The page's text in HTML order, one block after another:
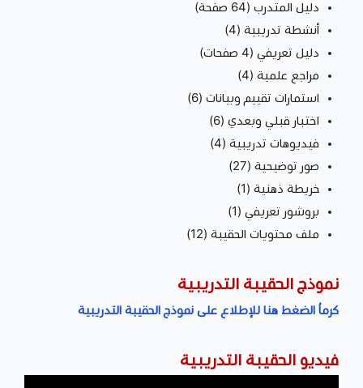
دليل المتدرب (64 صفحة)
أنشطة تدريبية (4)
دليل تعريفي (4 صفحات)
مراجع علمية (4)
استمارات تقييم وبيانات (6)
اختبار قبلي وبعدي (6)
فيديوهات تدريبية (4)
صور توضيحية (27)
خريطة ذهنية (1)
بروشور تعريفي (1)
ملف محتويات الحقيبة (12)
نموذج الحقيبة التدريبية
كرماُ الضغط هنا للإطلاع على نموذج الحقيبة التدريبية
فيديو الحقيبة التدريبية